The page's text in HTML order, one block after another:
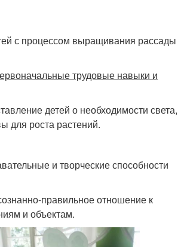
с процессом выращивания рассады
трудовые навыки и
детей о необходимости света,
для роста растений.
и творческие способности
правильное отношение к
и объектам.